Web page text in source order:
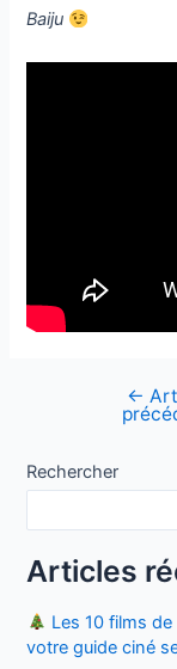
Baiju
Navigation
←
Rechercher
Articles
Les 10 films
votre guide ciné